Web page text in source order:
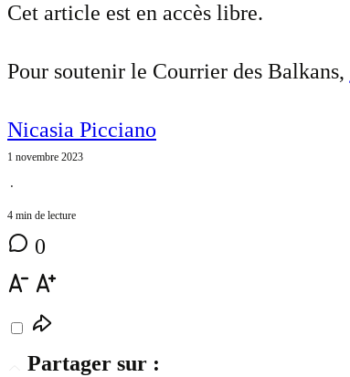
Cet article est en accès libre.
Pour soutenir le Courrier des Balkans,
Nicasia Picciano
1 novembre 2023
⋅
4 min de lecture
0
Partager sur :